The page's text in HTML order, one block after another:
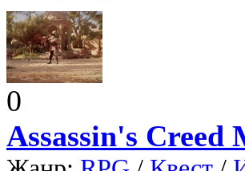
0
Assassin's Creed